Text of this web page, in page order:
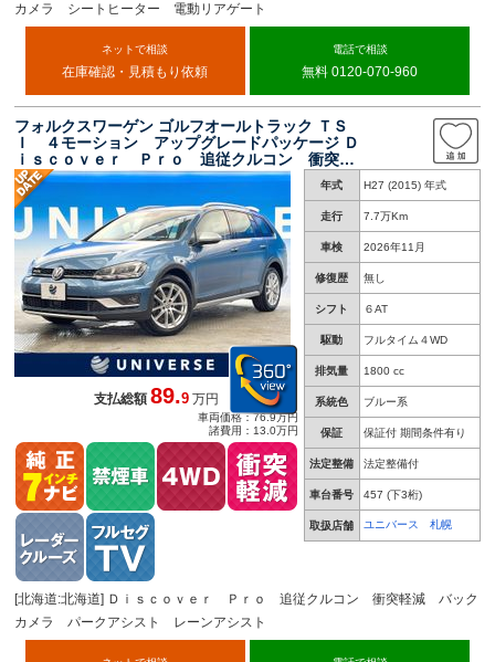
カメラ シートヒーター 電動リアゲート
ネットで相談
在庫確認・見積もり依頼
電話で相談
無料 0120-070-960
フォルクスワーゲン ゴルフオールトラック ＴＳ
Ｉ ４モーション アップグレードパッケージ Ｄ
ｉｓｃｏｖｅｒ Ｐｒｏ 追従クルコン 衝突軽
減 バックカメラ パークアシスト レーンアシ
スト 純正１７インチアルミホイール 地デジ
デュアルエアコン ＥＴＣ 禁煙車 クリアラン
スソナー 電動格納ミラ
年式 H27 (2015) 年式
走行 7.7万Km
車検 2026年11月
修復歴 無し
シフト ６AT
駆動 フルタイム４WD
排気量 1800 cc
系統色 ブルー系
保証 保証付 期間条件有り
法定整備 法定整備付
車台番号 457 (下3桁)
取扱店舗 ユニバース 札幌
支払総額89.9 万円
車両価格：76.9万円
諸費用：13.0万円
[北海道:北海道] Ｄｉｓｃｏｖｅｒ Ｐｒｏ 追従クルコン 衝突軽減 バック
カメラ パークアシスト レーンアシスト